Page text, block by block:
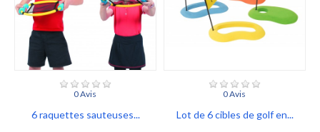
0 Avis
6 raquettes sauteuses...
0 Avis
Lot de 6 cibles de golf en...